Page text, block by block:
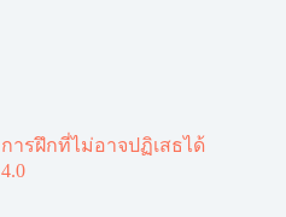
การฝึกที่ไม่อาจปฏิเสธได้
4.0